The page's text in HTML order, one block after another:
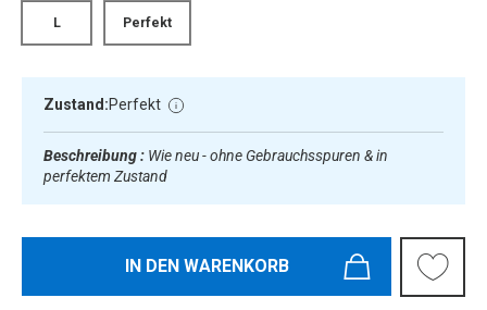
L Perfekt
Zustand:Perfekt
Beschreibung : Wie neu - ohne Gebrauchsspuren & in
perfektem Zustand
IN DEN WARENKORB